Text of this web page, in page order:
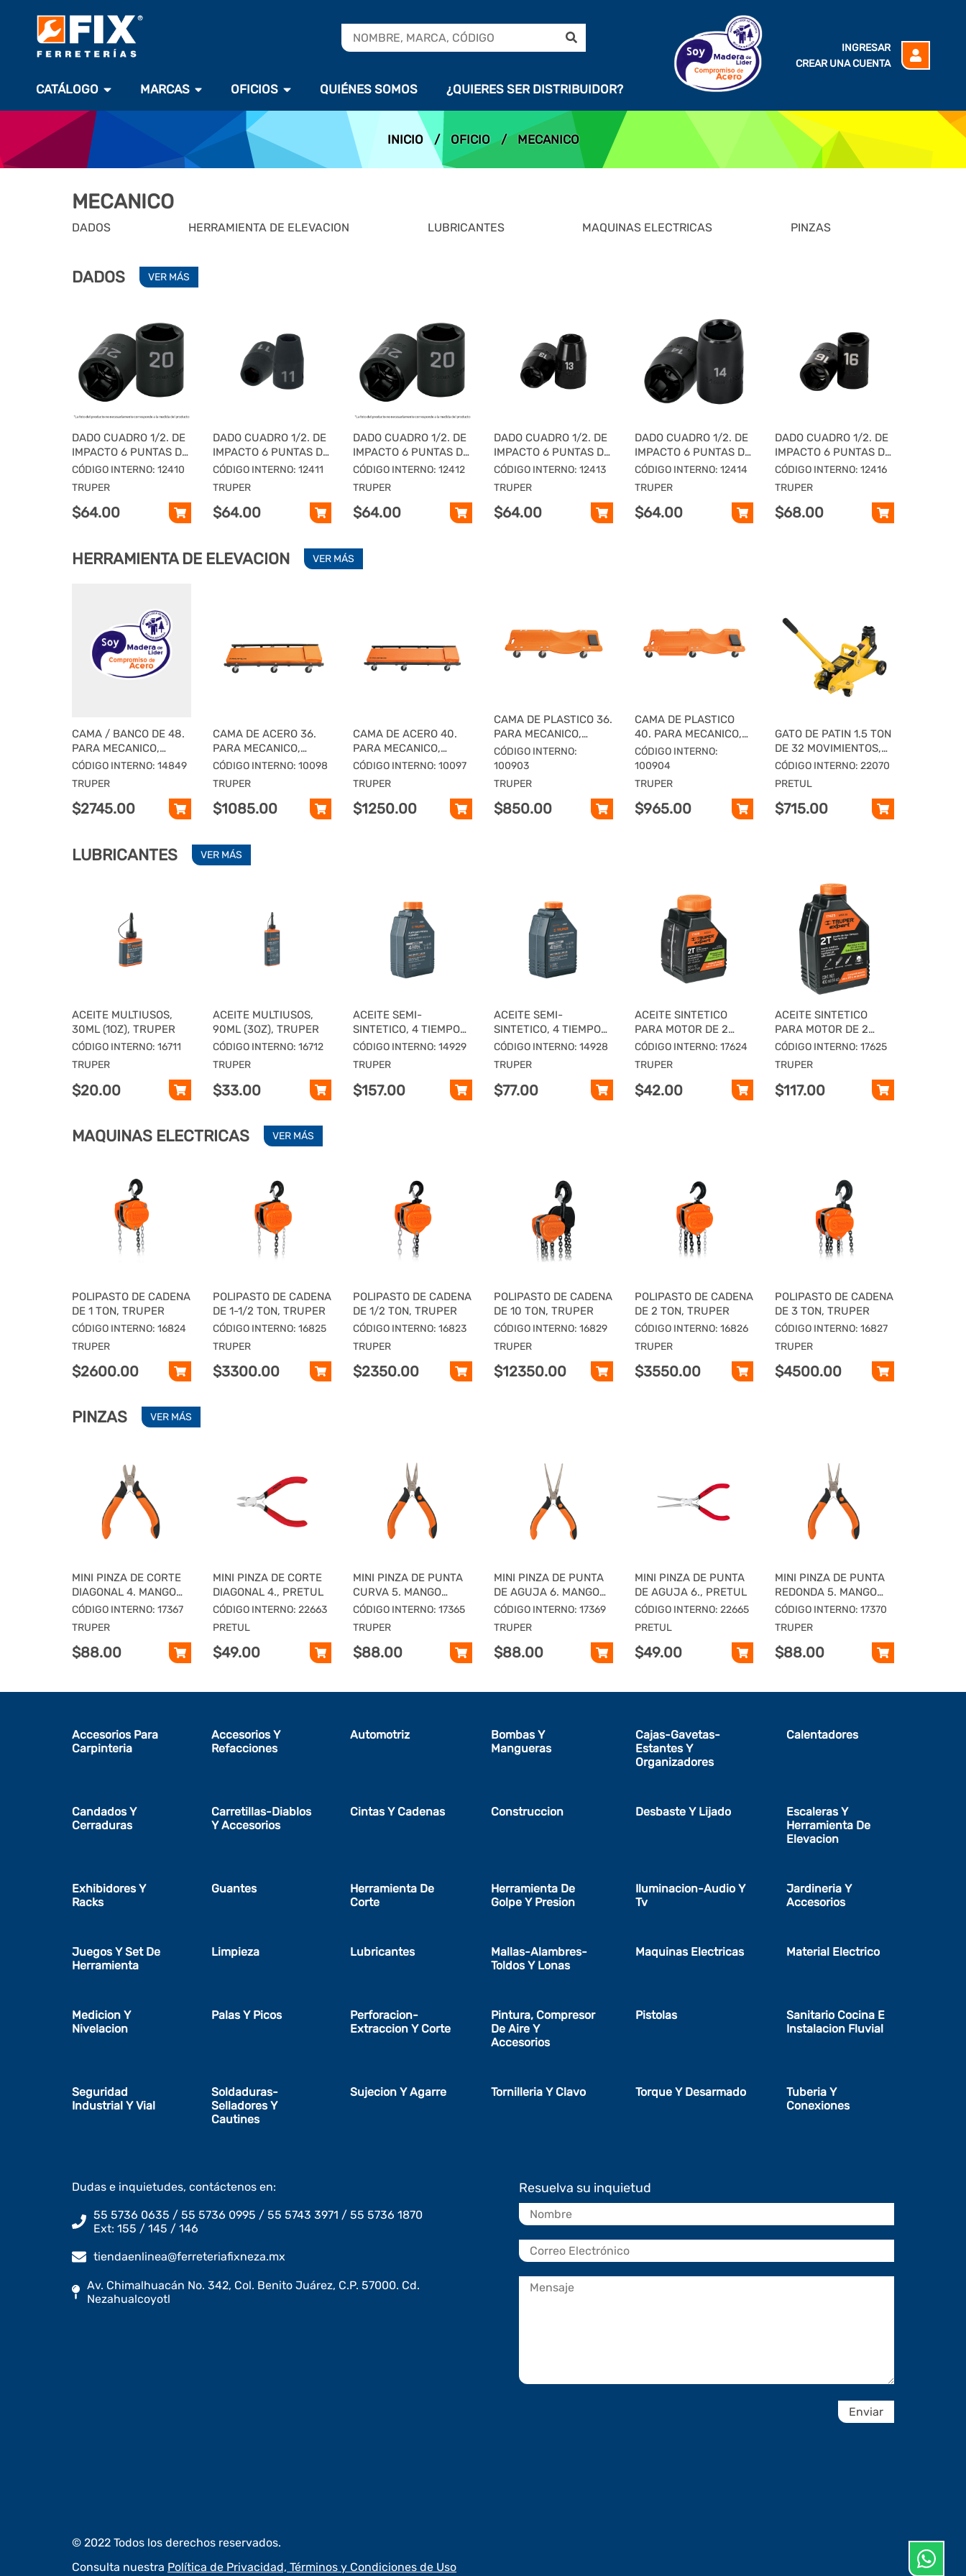
CATÁLOGO MARCAS OFICIOS QUIÉNES SOMOS ¿QUIERES SER DISTRIBUIDOR?
INGRESAR
CREAR UNA CUENTA
INICIO / OFICIO / MECANICO
MECANICO
DADOS HERRAMIENTA DE ELEVACION LUBRICANTES MAQUINAS ELECTRICAS PINZAS
DADOS VER MÁS
DADO CUADRO 1/2. DE
IMPACTO 6 PUNTAS DE
10 MM, TRUPER
CÓDIGO INTERNO: 12410
TRUPER
$64.00
DADO CUADRO 1/2. DE
IMPACTO 6 PUNTAS DE
11 MM, TRUPER
CÓDIGO INTERNO: 12411
TRUPER
$64.00
DADO CUADRO 1/2. DE
IMPACTO 6 PUNTAS DE
12 MM, TRUPER
CÓDIGO INTERNO: 12412
TRUPER
$64.00
DADO CUADRO 1/2. DE
IMPACTO 6 PUNTAS DE
13 MM, TRUPER
CÓDIGO INTERNO: 12413
TRUPER
$64.00
DADO CUADRO 1/2. DE
IMPACTO 6 PUNTAS DE
14 MM, TRUPER
CÓDIGO INTERNO: 12414
TRUPER
$64.00
DADO CUADRO 1/2. DE
IMPACTO 6 PUNTAS DE
16 MM, TRUPER
CÓDIGO INTERNO: 12416
TRUPER
$68.00
HERRAMIENTA DE ELEVACION VER MÁS
CAMA / BANCO DE 48.
PARA MECANICO,
TRUPER
CÓDIGO INTERNO: 14849
TRUPER
$2745.00
CAMA DE ACERO 36.
PARA MECANICO,
TRUPER
CÓDIGO INTERNO: 10098
TRUPER
$1085.00
CAMA DE ACERO 40.
PARA MECANICO,
TRUPER
CÓDIGO INTERNO: 10097
TRUPER
$1250.00
CAMA DE PLASTICO 36.
PARA MECANICO,
TRUPER
CÓDIGO INTERNO:
100903
TRUPER
$850.00
CAMA DE PLASTICO
40. PARA MECANICO,
TRUPER
CÓDIGO INTERNO:
100904
TRUPER
$965.00
GATO DE PATIN 1.5 TON
DE 32 MOVIMIENTOS,
PRETUL
CÓDIGO INTERNO: 22070
PRETUL
$715.00
LUBRICANTES VER MÁS
ACEITE MULTIUSOS,
30ML (1OZ), TRUPER
CÓDIGO INTERNO: 16711
TRUPER
$20.00
ACEITE MULTIUSOS,
90ML (3OZ), TRUPER
CÓDIGO INTERNO: 16712
TRUPER
$33.00
ACEITE SEMI-
SINTETICO, 4 TIEMPOS,
1000ML (34 OZ),
TRUPER
CÓDIGO INTERNO: 14929
TRUPER
$157.00
ACEITE SEMI-
SINTETICO, 4 TIEMPOS,
400 ML (14 OZ),
TRUPER
CÓDIGO INTERNO: 14928
TRUPER
$77.00
ACEITE SINTETICO
PARA MOTOR DE 2
TIEMPOS, 100 ML
CÓDIGO INTERNO: 17624
TRUPER
$42.00
ACEITE SINTETICO
PARA MOTOR DE 2
TIEMPOS, 400 ML
CÓDIGO INTERNO: 17625
TRUPER
$117.00
MAQUINAS ELECTRICAS VER MÁS
POLIPASTO DE CADENA
DE 1 TON, TRUPER
CÓDIGO INTERNO: 16824
TRUPER
$2600.00
POLIPASTO DE CADENA
DE 1-1/2 TON, TRUPER
CÓDIGO INTERNO: 16825
TRUPER
$3300.00
POLIPASTO DE CADENA
DE 1/2 TON, TRUPER
CÓDIGO INTERNO: 16823
TRUPER
$2350.00
POLIPASTO DE CADENA
DE 10 TON, TRUPER
CÓDIGO INTERNO: 16829
TRUPER
$12350.00
POLIPASTO DE CADENA
DE 2 TON, TRUPER
CÓDIGO INTERNO: 16826
TRUPER
$3550.00
POLIPASTO DE CADENA
DE 3 TON, TRUPER
CÓDIGO INTERNO: 16827
TRUPER
$4500.00
PINZAS VER MÁS
MINI PINZA DE CORTE
DIAGONAL 4. MANGO
COMFORT GRIP,
TRUPER
CÓDIGO INTERNO: 17367
TRUPER
$88.00
MINI PINZA DE CORTE
DIAGONAL 4., PRETUL
CÓDIGO INTERNO: 22663
PRETUL
$49.00
MINI PINZA DE PUNTA
CURVA 5. MANGO
COMFORT GRIP,
TRUPER
CÓDIGO INTERNO: 17365
TRUPER
$88.00
MINI PINZA DE PUNTA
DE AGUJA 6. MANGO
COMFORT GRIP,
TRUPER
CÓDIGO INTERNO: 17369
TRUPER
$88.00
MINI PINZA DE PUNTA
DE AGUJA 6., PRETUL
CÓDIGO INTERNO: 22665
PRETUL
$49.00
MINI PINZA DE PUNTA
REDONDA 5. MANGO
COMFORT GRIP,
TRUPER
CÓDIGO INTERNO: 17370
TRUPER
$88.00
Accesorios Para
Carpinteria
Accesorios Y
Refacciones
Automotriz
Bombas Y
Mangueras
Cajas-Gavetas-
Estantes Y
Organizadores
Calentadores
Candados Y
Cerraduras
Carretillas-Diablos
Y Accesorios
Cintas Y Cadenas Construccion Desbaste Y Lijado
Escaleras Y
Herramienta De
Elevacion
Exhibidores Y
Racks
Guantes
Herramienta De
Corte
Herramienta De
Golpe Y Presion
Iluminacion-Audio Y
Tv
Jardineria Y
Accesorios
Juegos Y Set De
Herramienta
Limpieza Lubricantes
Mallas-Alambres-
Toldos Y Lonas
Maquinas Electricas Material Electrico
Medicion Y
Nivelacion
Palas Y Picos
Perforacion-
Extraccion Y Corte
Pintura, Compresor
De Aire Y
Accesorios
Pistolas
Sanitario Cocina E
Instalacion Fluvial
Seguridad
Industrial Y Vial
Soldaduras-
Selladores Y
Cautines
Sujecion Y Agarre Tornilleria Y Clavo Torque Y Desarmado
Tuberia Y
Conexiones
Dudas e inquietudes, contáctenos en:
55 5736 0635 / 55 5736 0995 / 55 5743 3971 / 55 5736 1870
Ext: 155 / 145 / 146
tiendaenlinea@ferreteriafixneza.mx
Av. Chimalhuacán No. 342, Col. Benito Juárez, C.P. 57000. Cd.
Nezahualcoyotl
Resuelva su inquietud
© 2022 Todos los derechos reservados.
Consulta nuestra Política de Privacidad, Términos y Condiciones de Uso